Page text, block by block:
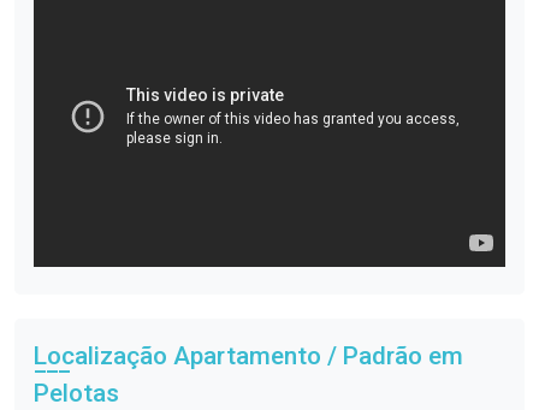
Localização Apartamento / Padrão em
Pelotas